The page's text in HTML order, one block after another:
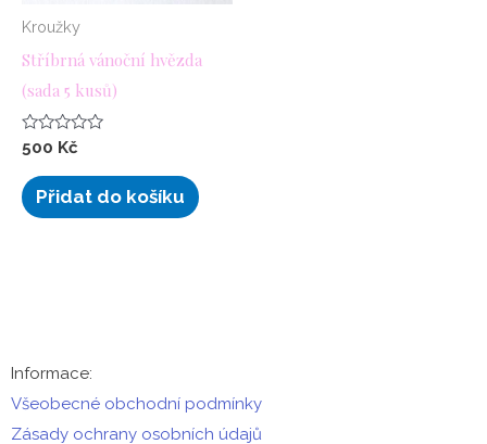
Kroužky
Stříbrná vánoční hvězda
(sada 5 kusů)
Hodnocení
0
5
500 Kč
Přidat do košíku
Informace:
Všeobecné obchodní podmínky
Zásady ochrany osobních údajů